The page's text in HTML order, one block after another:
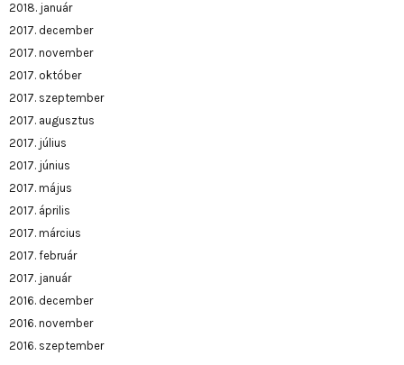
2018. január
2017. december
2017. november
2017. október
2017. szeptember
2017. augusztus
2017. július
2017. június
2017. május
2017. április
2017. március
2017. február
2017. január
2016. december
2016. november
2016. szeptember